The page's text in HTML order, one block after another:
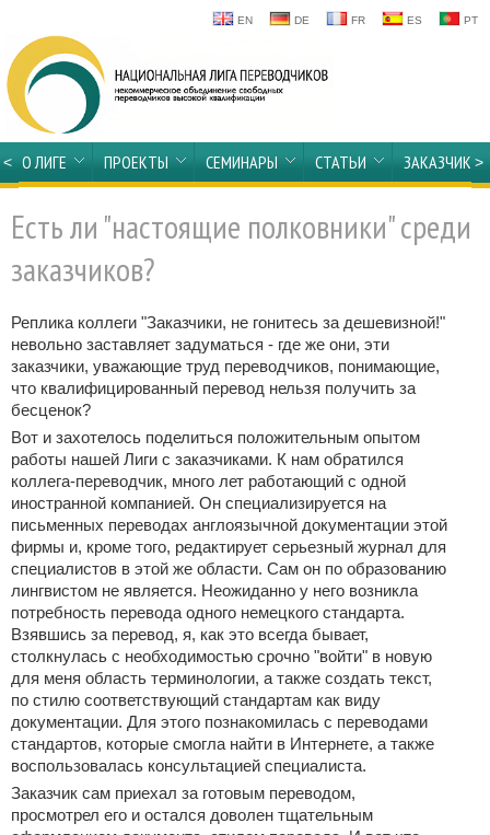
EN DE FR ES PT
< О ЛИГЕ ПРОЕКТЫ СЕМИНАРЫ СТАТЬИ ЗАКАЗЧИКАМ
>
Есть ли "настоящие полковники" среди
заказчиков?
Реплика коллеги "Заказчики, не гонитесь за дешевизной!"
невольно заставляет задуматься - где же они, эти
заказчики, уважающие труд переводчиков, понимающие,
что квалифицированный перевод нельзя получить за
бесценок?
Вот и захотелось поделиться положительным опытом
работы нашей Лиги с заказчиками. К нам обратился
коллега-переводчик, много лет работающий с одной
иностранной компанией. Он специализируется на
письменных переводах англоязычной документации этой
фирмы и, кроме того, редактирует серьезный журнал для
специалистов в этой же области. Сам он по образованию
лингвистом не является. Неожиданно у него возникла
потребность перевода одного немецкого стандарта.
Взявшись за перевод, я, как это всегда бывает,
столкнулась с необходимостью срочно "войти" в новую
для меня область терминологии, а также создать текст,
по стилю соответствующий стандартам как виду
документации. Для этого познакомилась с переводами
стандартов, которые смогла найти в Интернете, а также
воспользовалась консультацией специалиста.
Заказчик сам приехал за готовым переводом,
просмотрел его и остался доволен тщательным